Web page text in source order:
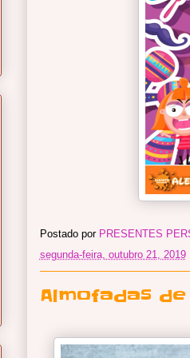
Postado por PRESENTES
segunda-feira, outubro 21, 2019
Almofadas de